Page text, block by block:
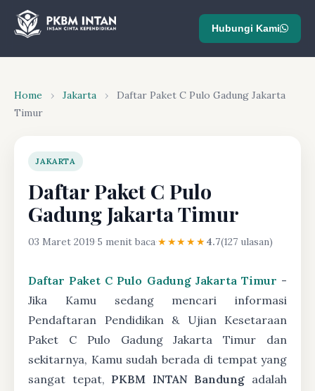
Hubungi Kami
Home › Jakarta ›
Daftar Paket C Pulo Gadung Jakarta
Timur
JAKARTA
Daftar Paket C Pulo
Gadung Jakarta Timur
03 Maret 2019·5 menit baca·★★★★★4.7(127 ulasan)
Daftar Paket C Pulo Gadung Jakarta Timur -
Jika Kamu sedang mencari informasi
Pendaftaran Pendidikan & Ujian Kesetaraan
Paket C Pulo Gadung Jakarta Timur dan
sekitarnya, Kamu sudah berada di tempat yang
sangat tepat, PKBM INTAN Bandung adalah